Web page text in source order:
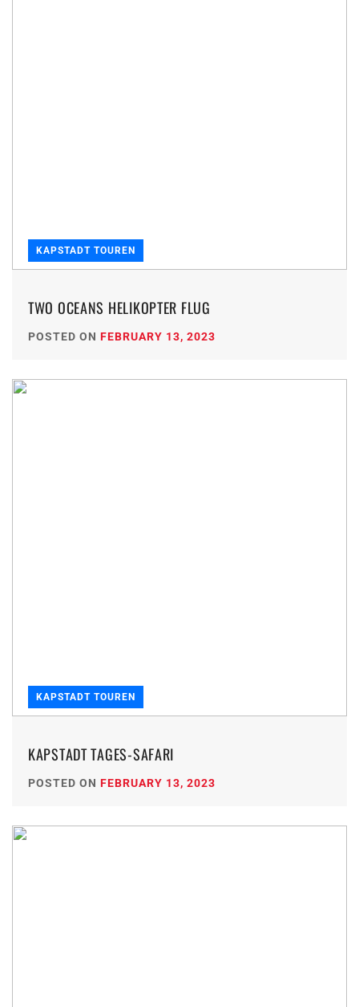
KAPSTADT TOUREN
TWO OCEANS HELIKOPTER FLUG
POSTED ON FEBRUARY 13, 2023
KAPSTADT TOUREN
KAPSTADT TAGES-SAFARI
POSTED ON FEBRUARY 13, 2023